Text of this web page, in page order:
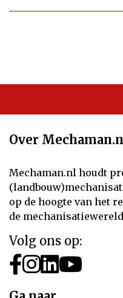
Over
Mechaman.nl houdt
op de hoogte van het
de
Volg ons op: